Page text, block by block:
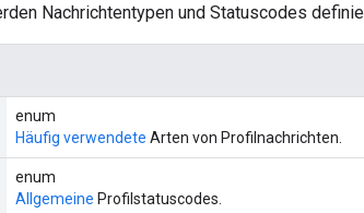
Nachrichtentypen und Statuscodes
enum
Häufig verwendete Arten von Profilnachrichten.
enum
Allgemeine Profilstatuscodes.